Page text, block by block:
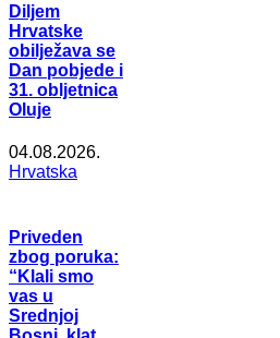
Diljem
Hrvatske
obilježava se
Dan pobjede i
31. obljetnica
Oluje
04.08.2026.
Hrvatska
Priveden
zbog poruka:
“Klali smo
vas u
Srednjoj